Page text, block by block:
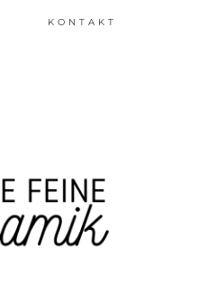
KONTAKT